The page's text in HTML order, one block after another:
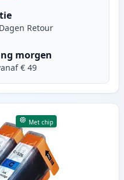
Retour
morgen
€ 49
Met chip